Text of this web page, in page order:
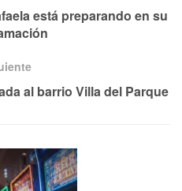
está preparando en su
al barrio Villa del Parque